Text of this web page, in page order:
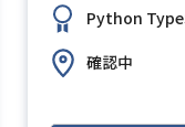
Python
確認中